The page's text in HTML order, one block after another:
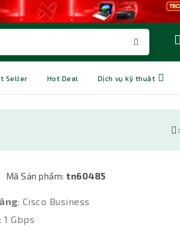
Seller Hot Deal Dịch vụ kỹ thuật
Mã Sản phẩm:tn60485
: Cisco Business
: 1 Gbps